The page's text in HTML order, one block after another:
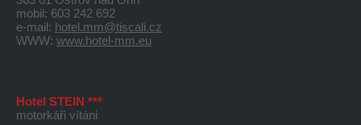
mobil: 603 242 692
e-mail: hotel.mm@tiscali.cz
WWW: www.hotel-mm.eu
Hotel STEIN ***
motorkáři vítáni